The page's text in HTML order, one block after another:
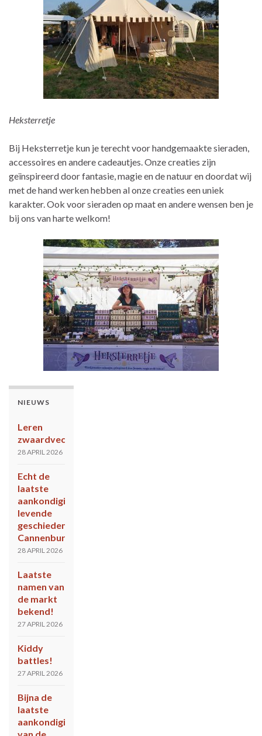
Heksterretje
Bij Heksterretje kun je terecht voor handgemaakte sieraden,
accessoires en andere cadeautjes. Onze creaties zijn
geïnspireerd door fantasie, magie en de natuur en doordat wij
met de hand werken hebben al onze creaties een uniek
karakter. Ook voor sieraden op maat en andere wensen ben je
bij ons van harte welkom!
NIEUWS
Leren
zwaardvechten?
28 APRIL 2026
Echt de
laatste
aankondiging
levende
geschiedenis
Cannenburch
28 APRIL 2026
Laatste
namen van
de markt
bekend!
27 APRIL 2026
Kiddy
battles!
27 APRIL 2026
Bijna de
laatste
aankondiging